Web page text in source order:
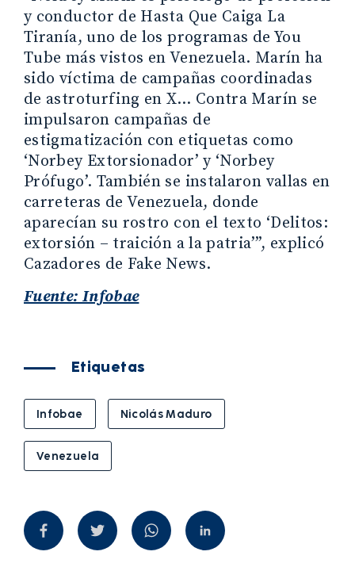
y conductor de Hasta Que Caiga La
Tiranía, uno de los programas de You
Tube más vistos en Venezuela. Marín ha
sido víctima de campañas coordinadas
de astroturfing en X… Contra Marín se
impulsaron campañas de
estigmatización con etiquetas como
‘Norbey Extorsionador’ y ‘Norbey
Prófugo’. También se instalaron vallas en
carreteras de Venezuela, donde
aparecían su rostro con el texto ‘Delitos:
extorsión – traición a la patria’”, explicó
Cazadores de Fake News.
Fuente: Infobae
Etiquetas
Infobae Nicolás Maduro
Venezuela